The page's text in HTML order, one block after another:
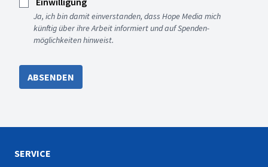
Ja, ich bin damit einverstanden, dass Hope Media mich
künftig über ihre Arbeit informiert und auf Spenden-
möglichkeiten hinweist.
ABSENDEN
SERVICE